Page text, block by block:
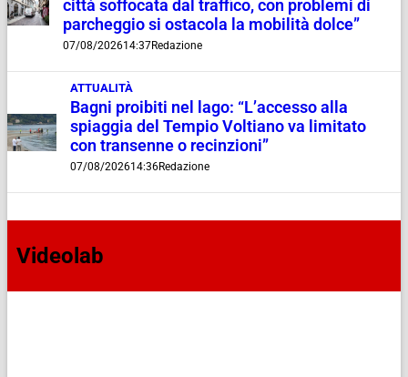
città soffocata dal traffico, con problemi di
parcheggio si ostacola la mobilità dolce”
07/08/202614:37Redazione
ATTUALITÀ
Bagni proibiti nel lago: “L’accesso alla
spiaggia del Tempio Voltiano va limitato
con transenne o recinzioni”
07/08/202614:36Redazione
Videolab